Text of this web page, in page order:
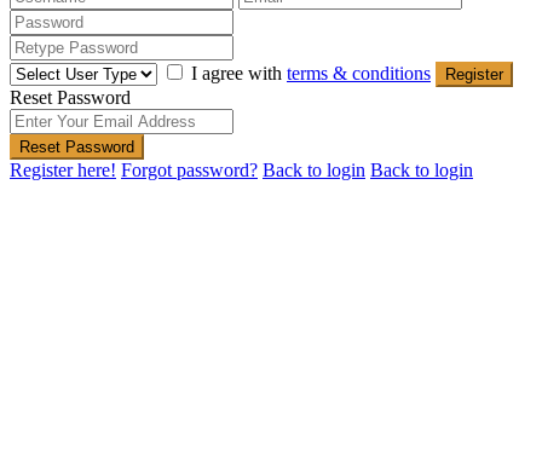
I agree with terms & conditions Register
Reset Password
Reset Password
Register here! Forgot password? Back to login Back to login